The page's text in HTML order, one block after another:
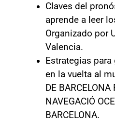
Claves del
aprende a leer
Organizado por
Valencia.
Estrategias
en la vuelta al
DE BARCELONA
NAVEGACIÓ
BARCELONA.